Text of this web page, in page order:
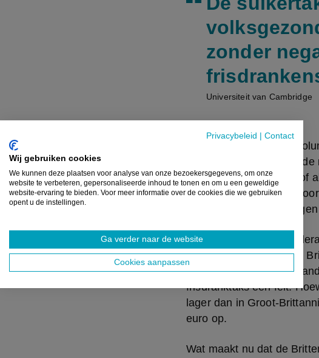
Privacybeleid Contact
Wij gebruiken cookies
We kunnen deze plaatsen voor analyse van onze bezoekersgegevens, om onze
website te verbeteren, gepersonaliseerde inhoud te tonen en om u een geweldige
website-ervaring te bieden. Voor meer informatie over de cookies die we gebruiken
opent u de instellingen.
Ga verder naar de website
Cookies aanpassen
zonder
Universiteit van Cambridge
Nochtans is het totale
in de onderzochte
vervangen door snoep of
volksgezondheid erop
frisdrankensector”,
In België besliste de
loop van 2015. Waar de
vinden, was dat in ons
frisdranktaks een feit.
lager dan in Groot-
euro op.
Wat maakt nu dat de